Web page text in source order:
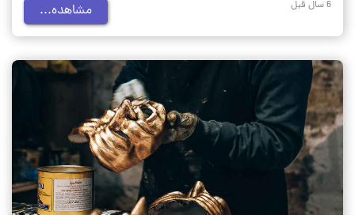
6 سال قبل مشاهده...